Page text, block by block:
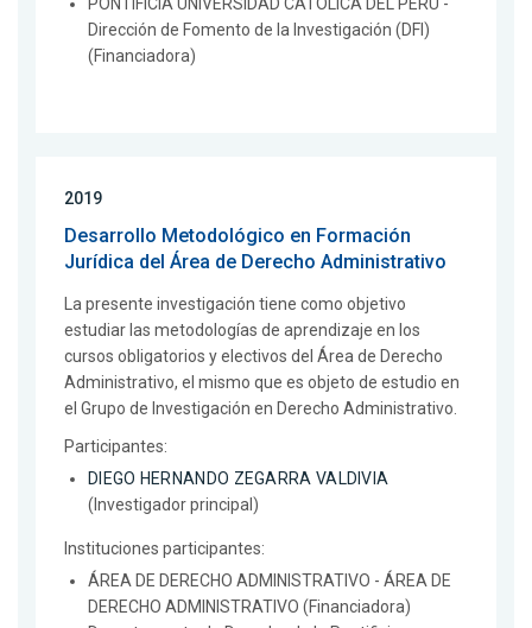
PONTIFICIA UNIVERSIDAD CATOLICA DEL PERU -
Dirección de Fomento de la Investigación (DFI)
(Financiadora)
2019
Desarrollo Metodológico en Formación
Jurídica del Área de Derecho Administrativo
La presente investigación tiene como objetivo
estudiar las metodologías de aprendizaje en los
cursos obligatorios y electivos del Área de Derecho
Administrativo, el mismo que es objeto de estudio en
el Grupo de Investigación en Derecho Administrativo.
Participantes:
DIEGO HERNANDO ZEGARRA VALDIVIA
(Investigador principal)
Instituciones participantes:
ÁREA DE DERECHO ADMINISTRATIVO - ÁREA DE
DERECHO ADMINISTRATIVO (Financiadora)